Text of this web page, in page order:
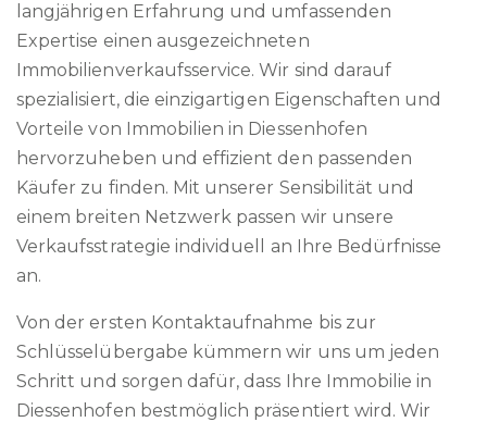
langjährigen Erfahrung und umfassenden
Expertise einen ausgezeichneten
Immobilienverkaufsservice. Wir sind darauf
spezialisiert, die einzigartigen Eigenschaften und
Vorteile von Immobilien in Diessenhofen
hervorzuheben und effizient den passenden
Käufer zu finden. Mit unserer Sensibilität und
einem breiten Netzwerk passen wir unsere
Verkaufsstrategie individuell an Ihre Bedürfnisse
an.
Von der ersten Kontaktaufnahme bis zur
Schlüsselübergabe kümmern wir uns um jeden
Schritt und sorgen dafür, dass Ihre Immobilie in
Diessenhofen bestmöglich präsentiert wird. Wir